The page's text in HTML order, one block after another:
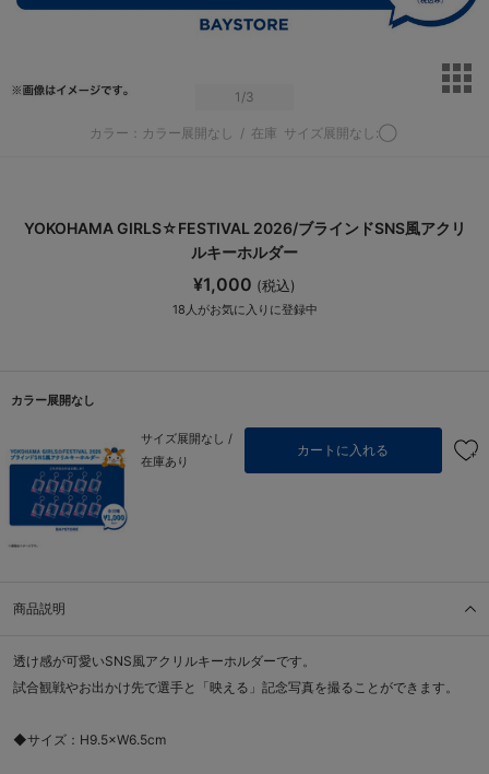
1 /3
カラー：カラー展開なし / 在庫 サイズ展開なし:◯
YOKOHAMA GIRLS☆FESTIVAL 2026/ブラインドSNS風アクリ
ルキーホルダー
¥1,000 (税込)
18 人がお気に入りに登録中
カラー展開なし
サイズ展開なし /
在庫あり
カートに入れる
商品説明
透け感が可愛いSNS風アクリルキーホルダーです。
試合観戦やお出かけ先で選手と「映える」記念写真を撮ることができます。
◆サイズ：H9.5×W6.5cm